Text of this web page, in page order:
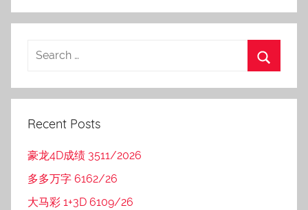
Recent Posts
豪龙4D成绩 3511/2026
多多万字 6162/26
大马彩 1+3D 6109/26